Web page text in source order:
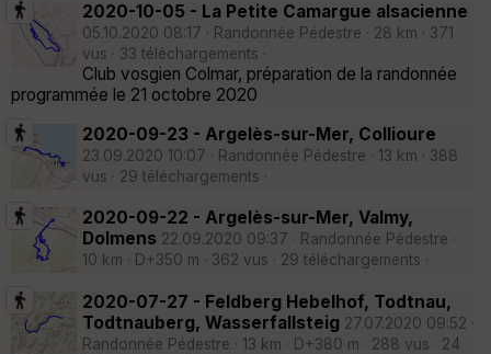
2020-10-05 - La Petite Camargue alsacienne
05.10.2020 08:17 · Randonnée Pédestre · 28 km · 371
vus · 33 téléchargements ·
Club vosgien Colmar, préparation de la randonnée
programmée le 21 octobre 2020
2020-09-23 - Argelès-sur-Mer, Collioure
23.09.2020 10:07 · Randonnée Pédestre · 13 km · 388
vus · 29 téléchargements ·
2020-09-22 - Argelès-sur-Mer, Valmy,
Dolmens 22.09.2020 09:37 · Randonnée Pédestre ·
10 km · D+350 m · 362 vus · 29 téléchargements ·
2020-07-27 - Feldberg Hebelhof, Todtnau,
Todtnauberg, Wasserfallsteig 27.07.2020 09:52 ·
Randonnée Pédestre · 13 km · D+380 m · 288 vus · 24